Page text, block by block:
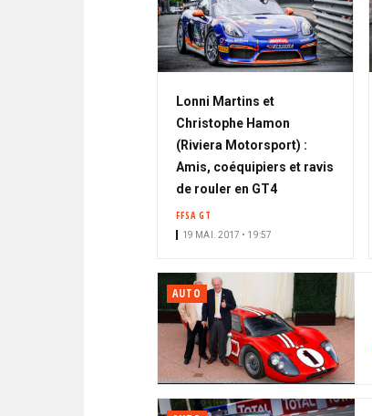
Lonni Martins et
Christophe Hamon
(Riviera Motorsport) :
Amis, coéquipiers et ravis
de rouler en GT4
FFSA GT
19 MAI. 2017 • 19:57
AUTO